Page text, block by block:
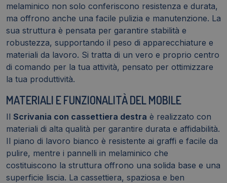
melaminico non solo conferiscono resistenza e durata,
ma offrono anche una facile pulizia e manutenzione. La
sua struttura è pensata per garantire stabilità e
robustezza, supportando il peso di apparecchiature e
materiali da lavoro. Si tratta di un vero e proprio centro
di comando per la tua attività, pensato per ottimizzare
la tua produttività.
MATERIALI E FUNZIONALITÀ DEL MOBILE
Il Scrivania con cassettiera destra è realizzato con
materiali di alta qualità per garantire durata e affidabilità.
Il piano di lavoro bianco è resistente ai graffi e facile da
pulire, mentre i pannelli in melaminico che
costituiscono la struttura offrono una solida base e una
superficie liscia. La cassettiera, spaziosa e ben